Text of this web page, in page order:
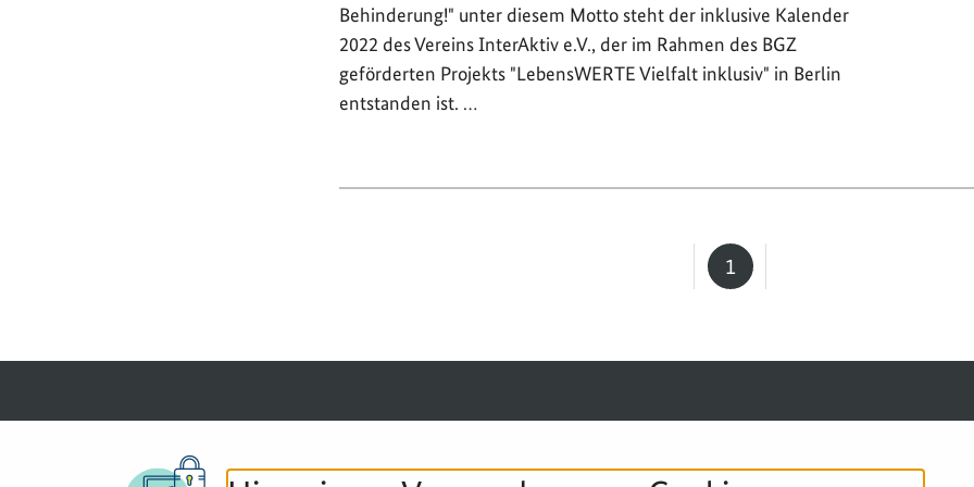
Behinderung!" unter diesem Motto steht der inklusive Kalender
2022 des Vereins InterAktiv e.V., der im Rahmen des BGZ
geförderten Projekts "LebensWERTE Vielfalt inklusiv" in Berlin
entstanden ist. …
Seite
1
© 2026 BGZ SERVICE-NAVIGATION
IMPRESSUM DATENSCHUTZ